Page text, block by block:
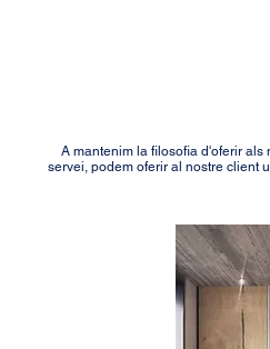
A mantenim la filosofia d'oferir
servei, podem oferir al nostre client